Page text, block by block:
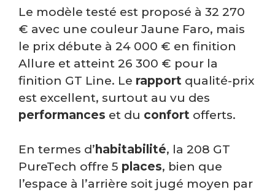
Le modèle testé est proposé à 32 270
€ avec une couleur Jaune Faro, mais
le prix débute à 24 000 € en finition
Allure et atteint 26 300 € pour la
finition GT Line. Le rapport qualité-prix
est excellent, surtout au vu des
performances et du confort offerts.
En termes d’ habitabilité, la 208 GT
PureTech offre 5 places, bien que
l’espace à l’arrière soit jugé moyen par